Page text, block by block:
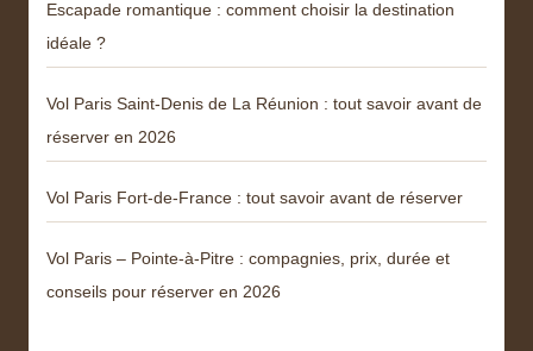
Escapade romantique : comment choisir la destination
idéale ?
Vol Paris Saint-Denis de La Réunion : tout savoir avant de
réserver en 2026
Vol Paris Fort-de-France : tout savoir avant de réserver
Vol Paris – Pointe-à-Pitre : compagnies, prix, durée et
conseils pour réserver en 2026